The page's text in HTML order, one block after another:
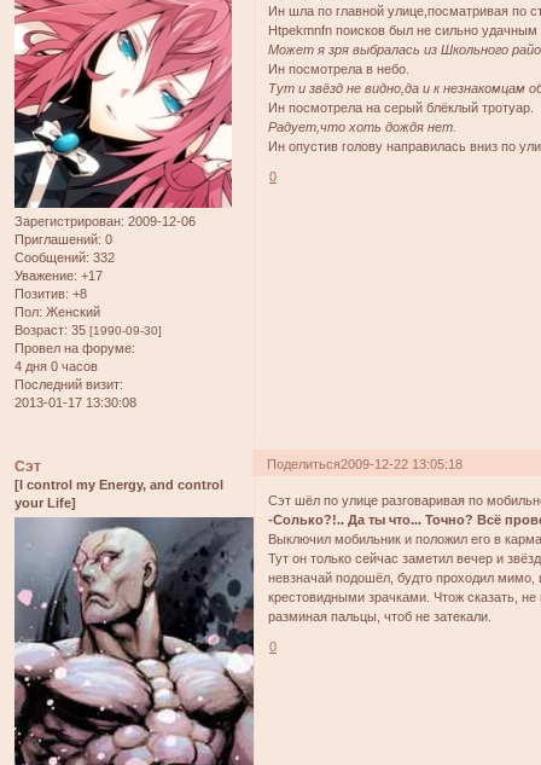
Зарегистрирован: 2009-12-06
Приглашений: 0
Сообщений: 332
Уважение: +17
Позитив: +8
Пол: Женский
Возраст: 35 [1990-09-30]
Провел на форуме:
4 дня 0 часов
Последний визит:
2013-01-17 13:30:08
Ин шла по главной улице,посматривая по
Htpekmnfn поисков был не сильно
Может я зря выбралась из Школьного
Ин посмотрела в небо.
Тут и звёзд не видно,да и к незнакомцам
Ин посмотрела на серый блёклый тротуар.
Радует,что хоть дождя нет.
Ин опустив голову направилась вниз по
0
Поделиться2009-12-22 13:05:18
Сэт
[I control my Energy, and control
your Life]
Сэт шёл по улице разговаривая по
-Солько?!.. Да ты что... Точно? Всё
Выключил мобильник и положил его в
Тут он только сейчас заметил вечер и
невзначай подошёл, будто проходил мимо,
крестовидными зрачками. Чтож сказать,
разминая пальцы, чтоб не затекали.
0